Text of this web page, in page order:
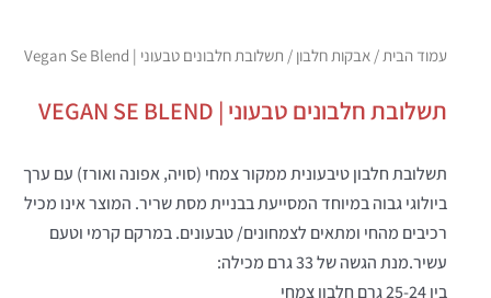
עמוד הבית/ אבקות חלבון / תשלובת חלבונים טבעוני | Vegan Se Blend
תשלובת חלבונים טבעוני | VEGAN SE BLEND
תשלובת חלבון טיבעונית ממקור צמחי (סויה, אפונה ואורז) עם ערך
ביולוגי גבוה במיוחד המסייעת בבניית מסת שריר. המוצר אינו מכיל
רכיבים מהחי ומתאים לצמחונים/ טבעונים. במרקם קרמי וטעם
עשיר.מנת הגשה של 33 גרם מכילה:
בין 25-24 גרם חלבון צמחי